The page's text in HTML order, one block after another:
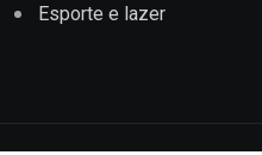
Esporte e lazer